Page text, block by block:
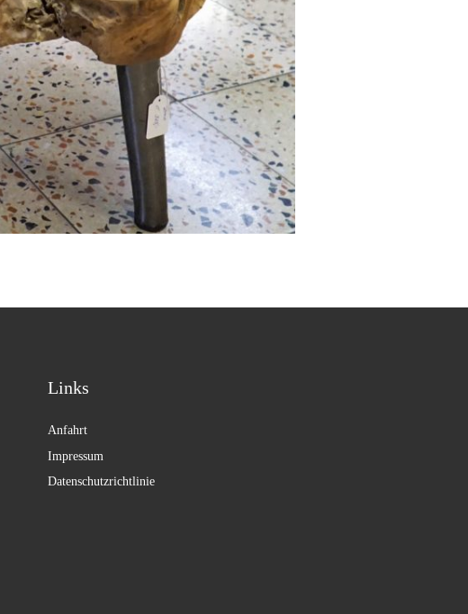
Links
Anfahrt
Impressum
Datenschutzrichtlinie